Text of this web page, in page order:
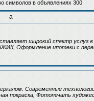
символов в объявлениях 300
а
широкий спектр услуг в
Оформление ипотеки с
Современные
покраска, Фотопечать